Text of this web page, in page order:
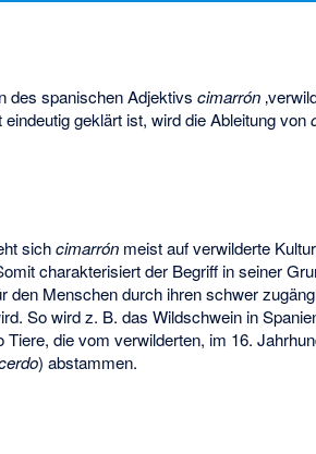
des spanischen Adjektivscimarrón
eindeutig geklärt ist, wird die Ableitung von
sichcimarrón meist auf verwilderte
charakterisiert der Begriff in seiner
den Menschen durch ihren schwer
So wird z. B. das Wildschwein in
Tiere, die vom verwilderten, im 16.
) abstammen.